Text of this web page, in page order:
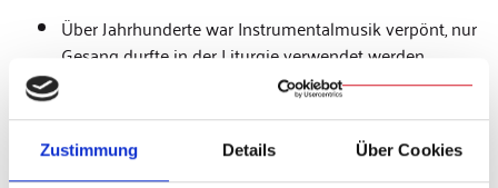
Zustimmung Details Über Cookies
Über Jahrhunderte war Instrumentalmusik verpönt, nur
Gesang durfte in der Liturgie verwendet werden.
Dagegen war es beispielsweise im 19.
Jahrhundert beliebt, konzertante, opernhafte Musik im
Gottesdienst – im wahrsten Sinne des Wortes –
aufzuführen, sodass die eigentliche liturgische Feier